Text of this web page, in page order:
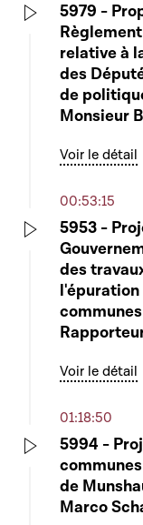
5979 -
relative à
des
de
Monsieur
Voir le détail
00:53:15
5953 -
des
l'épuration
Voir le détail
01:18:50
5994 -
de
Marco